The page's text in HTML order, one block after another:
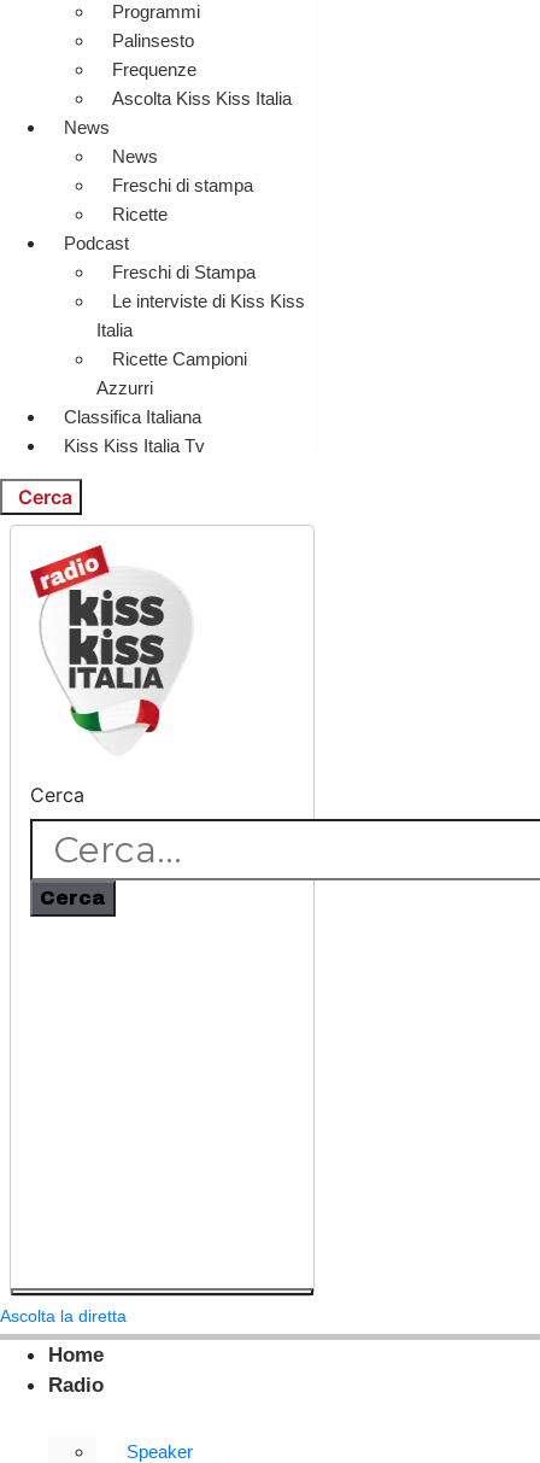
Programmi
Palinsesto
Frequenze
Ascolta Kiss Kiss Italia
News
News
Freschi di stampa
Ricette
Podcast
Freschi di Stampa
Le interviste di Kiss Kiss
Italia
Ricette Campioni
Azzurri
Classifica Italiana
Kiss Kiss Italia Tv
Cerca
Cerca
Cerca
Ascolta la diretta
Home
Radio
Speaker